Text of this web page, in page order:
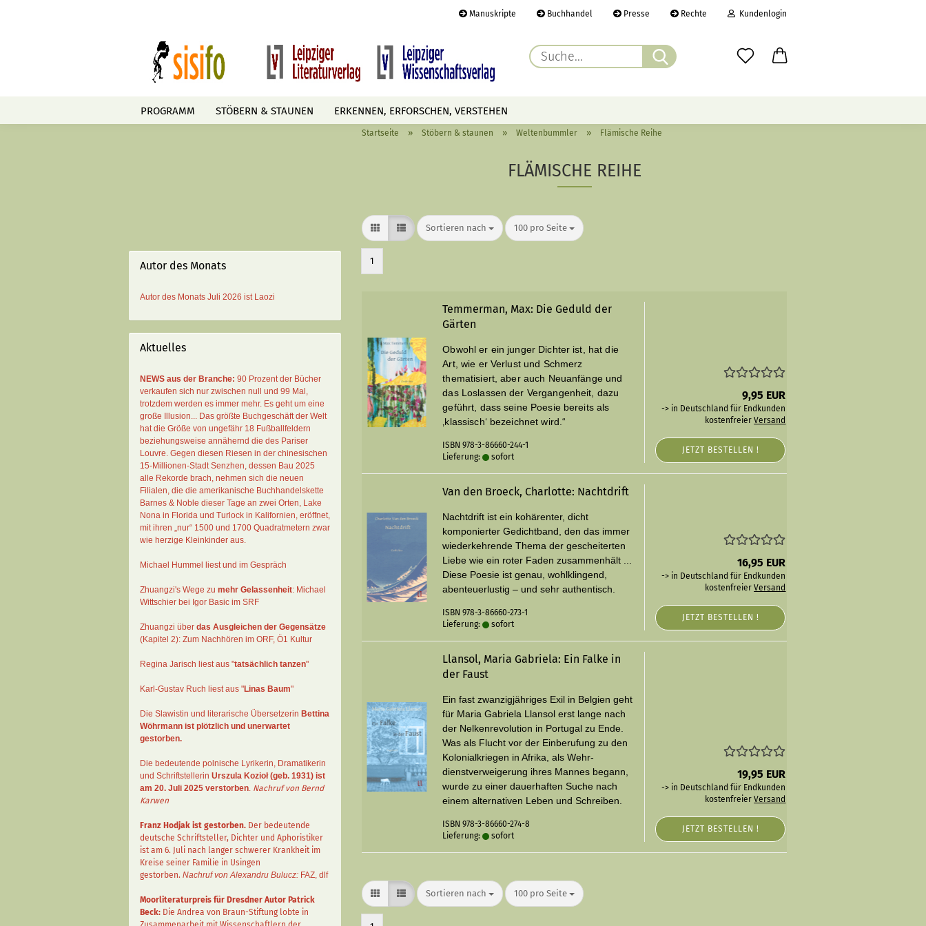
Manuskripte Buchhandel Presse Rechte Kundenlogin
Passwort
Suche...
PROGRAMM STÖBERN & STAUNEN ERKENNEN, ERFORSCHEN, VERSTEHEN
AUTOREN TERMINE HÖREN & SEHEN ÜBER UNS
Startseite » Stöbern & staunen » Weltenbummler » Flämische Reihe
FLÄMISCHE REIHE
Sortieren nach
Sortieren nach 100 pro Seite
pro Seite
1
Temmerman, Max: Die Geduld der
Gärten
Obwohl er ein junger Dichter ist, hat die
Art, wie er Verlust und Schmerz
thematisiert, aber auch Neuanfänge und
das Loslassen der Vergangenheit, dazu
geführt, dass seine Poesie bereits als
‚klassisch‘ bezeichnet wird.“
ISBN 978-3-86660-244-1
Lieferung:
sofort
9,95 EUR
-> in Deutschland für Endkunden
kostenfreierVersand
JETZT BESTELLEN !
Van den Broeck, Charlotte: Nachtdrift
Nachtdrift ist ein kohärenter, dicht
komponierter Gedichtband, den das immer
wiederkehrende Thema der gescheiterten
Liebe wie ein roter Faden zusammenhält ...
Diese Poesie ist genau, wohlklingend,
abenteuerlustig – und sehr authentisch.
ISBN 978-3-86660-273-1
Lieferung:
sofort
16,95 EUR
-> in Deutschland für Endkunden
kostenfreierVersand
JETZT BESTELLEN !
Llansol, Maria Gabriela: Ein Falke in
der Faust
Ein fast zwanzigjähriges Exil in Belgien geht
für Maria Gabriela Llansol erst lange nach
der Nelkenrevolution in Portugal zu Ende.
Was als Flucht vor der Ein­berufung zu den
Kolonialkriegen in Afrika, als Wehr­
dienstverweigerung ihres Mannes begann,
wurde zu einer dauerhaften Suche nach
einem alternativen Leben und Schreiben.
ISBN 978-3-86660-274-8
Lieferung:
sofort
19,95 EUR
-> in Deutschland für Endkunden
kostenfreierVersand
JETZT BESTELLEN !
Sortieren nach
Sortieren nach 100 pro Seite
pro Seite
Autor des Monats
Autor des Monats Juli 2026 ist Laozi
Aktuelles
NEWS aus der Branche: 90 Prozent der Bücher
verkaufen sich nur zwischen null und 99 Mal ,
trotzdem werden es immer mehr. Es geht um eine
große Illusion... Das größte Buchgeschäft der Welt
hat die Größe von ungefähr 18 Fußballfeldern
beziehungsweise annähernd die des Pariser
Louvre. Gegen diesen Riesen in der chinesischen
15-Millionen-Stadt Senzhen, dessen Bau 2025
alle Rekorde brach, nehmen sich die neuen
Filialen, die die amerikanische Buchhandelskette
Barnes & Noble dieser Tage an zwei Orten, Lake
Nona in Florida und Turlock in Kalifornien, eröffnet,
mit ihren „nur“ 1500 und 1700 Quadratmetern zwar
wie herzige Kleinkinder aus.
Michael Hummel liest und im Gespräch
Zhuangzi's Wege zu mehr Gelassenheit: Michael
Wittschier bei Igor Basic im SRF
Zhuangzi über das Ausgleichen der Gegensätze
(Kapitel 2): Zum Nachhören im ORF, Ö1 Kultur
Regina Jarisch liest aus "tatsächlich tanzen"
Karl-Gustav Ruch liest aus "Linas Baum"
Die Slawistin und literarische Übersetzerin Bettina
Wöhrmann ist plötzlich und unerwartet
gestorben.
Die bedeutende polnische Lyrikerin, Dramatikerin
und Schriftstellerin Urszula Kozioł (geb. 1931) ist
am 20. Juli 2025 verstorben. Nachruf von Bernd
Karwen
Franz Hodjak ist gestorben. Der bedeutende
deutsche Schriftsteller, Dichter und Aphoristiker
ist am 6. Juli nach langer schwerer Krankheit im
Kreise seiner Familie in Usingen
gestorben. Nachruf von Alexandru Bulucz: FAZ, dlf
Moorliteraturpreis für Dresdner Autor Patrick
Beck: Die Andrea von Braun-Stiftung lobte in